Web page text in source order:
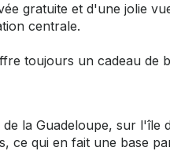
gratuite et d'une jolie
centrale.
toujours un cadeau de
la Guadeloupe, sur l'île
ce qui en fait une base